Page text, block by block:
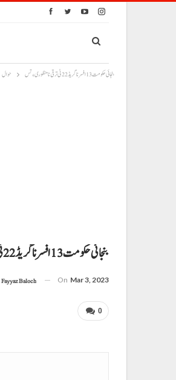
حوال بنجائی حکومت 13 افسر نا گریڈ 22 ٹی ترقی نا منظوری ءِ تس
بنجائی حکومت 13 افسر نا گریڈ 22 ٹی ترقی نا منظوری ءِ تس
Fayyaz Baloch On Mar 3, 2023
0